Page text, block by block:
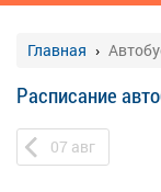
Главная
Расписание
07 авг